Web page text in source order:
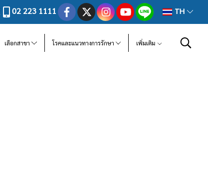
02 223 1111 TH
เลือกสาขา โรคและแนวทางการรักษา เพิ่มเติม